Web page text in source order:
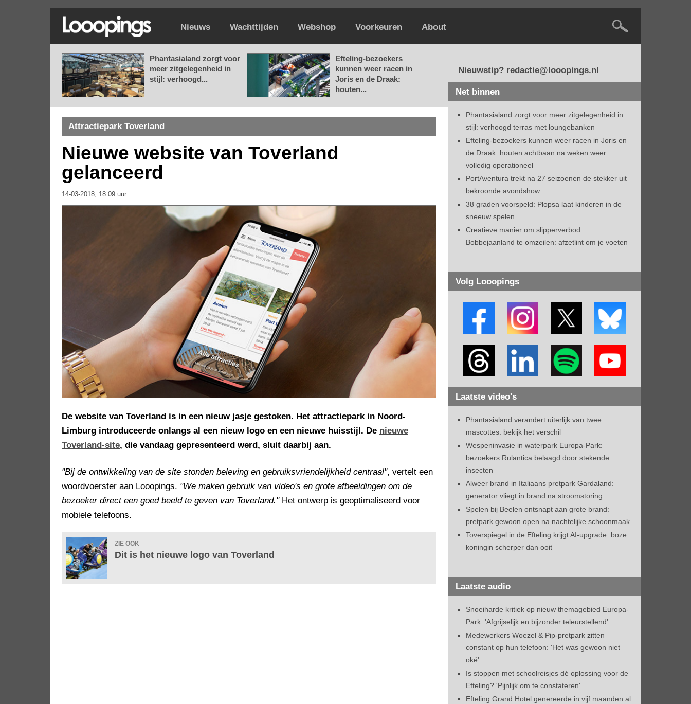
Nieuws Wachttijden Webshop Voorkeuren About
Phantasialand zorgt voor
meer zitgelegenheid in
stijl: verhoogd...
Efteling-bezoekers
kunnen weer racen in
Joris en de Draak:
houten...
Attractiepark Toverland
Nieuwe website van Toverland
gelanceerd
14-03-2018, 18.09 uur
De website van Toverland is in een nieuw jasje gestoken. Het attractiepark in Noord-
Limburg introduceerde onlangs al een nieuw logo en een nieuwe huisstijl. De nieuwe
Toverland-site, die vandaag gepresenteerd werd, sluit daarbij aan.
"Bij de ontwikkeling van de site stonden beleving en gebruiksvriendelijkheid centraal", vertelt een
woordvoerster aan Looopings. "We maken gebruik van video's en grote afbeeldingen om de
bezoeker direct een goed beeld te geven van Toverland."Het ontwerp is geoptimaliseerd voor
mobiele telefoons.
ZIE OOK
Dit is het nieuwe logo van Toverland
Nieuwstip? redactie@looopings.nl
Net binnen
Phantasialand zorgt voor meer zitgelegenheid in
stijl: verhoogd terras met loungebanken
Efteling-bezoekers kunnen weer racen in Joris en
de Draak: houten achtbaan na weken weer
volledig operationeel
PortAventura trekt na 27 seizoenen de stekker uit
bekroonde avondshow
38 graden voorspeld: Plopsa laat kinderen in de
sneeuw spelen
Creatieve manier om slipperverbod
Bobbejaanland te omzeilen: afzetlint om je voeten
Volg Looopings
Laatste video's
Phantasialand verandert uiterlijk van twee
mascottes: bekijk het verschil
Wespeninvasie in waterpark Europa-Park:
bezoekers Rulantica belaagd door stekende
insecten
Alweer brand in Italiaans pretpark Gardaland:
generator vliegt in brand na stroomstoring
Spelen bij Beelen ontsnapt aan grote brand:
pretpark gewoon open na nachtelijke schoonmaak
Toverspiegel in de Efteling krijgt AI-upgrade: boze
koningin scherper dan ooit
Laatste audio
Snoeiharde kritiek op nieuw themagebied Europa-
Park: 'Afgrijselijk en bijzonder teleurstellend'
Medewerkers Woezel & Pip-pretpark zitten
constant op hun telefoon: 'Het was gewoon niet
oké'
Is stoppen met schoolreisjes dé oplossing voor de
Efteling? 'Pijnlijk om te constateren'
Efteling Grand Hotel genereerde in vijf maanden al